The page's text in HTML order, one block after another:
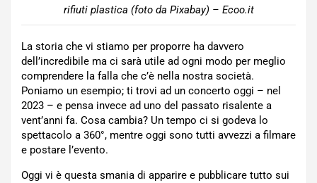
rifiuti plastica (foto da Pixabay) – Ecoo.it
La storia che vi stiamo per proporre ha davvero
dell’incredibile ma ci sarà utile ad ogni modo per meglio
comprendere la falla che c’è nella nostra società.
Poniamo un esempio; ti trovi ad un concerto oggi – nel
2023 – e pensa invece ad uno del passato risalente a
vent’anni fa. Cosa cambia? Un tempo ci si godeva lo
spettacolo a 360°, mentre oggi sono tutti avvezzi a filmare
e postare l’evento.
Oggi vi è questa smania di apparire e pubblicare tutto sui